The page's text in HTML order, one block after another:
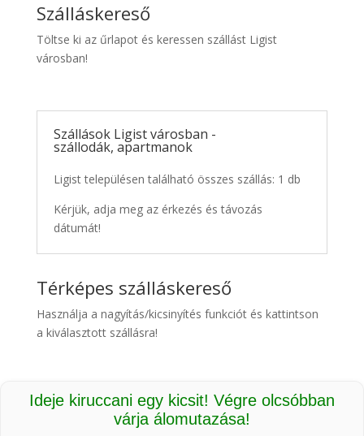
Kiwi
Taxi
Szálláskereső
Töltse ki az űrlapot és keressen szállást Ligist
városban!
Szállások Ligist városban -
szállodák, apartmanok
Ligist településen található összes szállás: 1 db
Kérjük, adja meg az érkezés és távozás
dátumát!
Térképes szálláskereső
Használja a nagyítás/kicsinyítés funkciót és kattintson
a kiválasztott szállásra!
Ideje kiruccani egy kicsit! Végre olcsóbban
várja álomutazása!